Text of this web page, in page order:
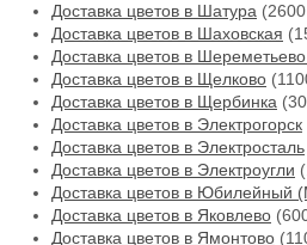
Доставка цветов в Шатура
Доставка цветов в Шаховская
Доставка цветов в
Доставка цветов в Щелково
Доставка цветов в Щербинка
Доставка цветов в Электрогорск
Доставка цветов в Электросталь
Доставка цветов в Электроугли
Доставка цветов в Юбилейный
Доставка цветов в Яковлево
Доставка цветов в Ямонтово